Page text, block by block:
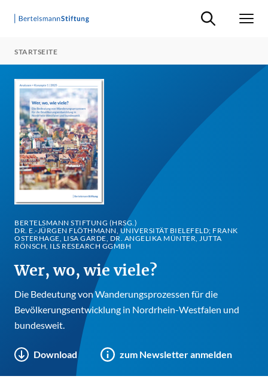
Suche ein-/
STARTSEITE
BERTELSMANN STIFTUNG (HRSG.)
DR. E.-JÜRGEN FLÖTHMANN, UNIVERSITÄT BIELEFELD; FRANK
OSTERHAGE, LISA GARDE, DR. ANGELIKA MÜNTER, JUTTA
RÖNSCH, ILS RESEARCH GGMBH
Wer, wo, wie viele?
Die Bedeutung von Wanderungsprozessen für die
Bevölkerungsentwicklung in Nordrhein-Westfalen und
bundesweit.
Download zum Newsletter anmelden